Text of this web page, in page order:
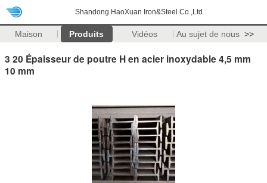
Shandong HaoXuan Iron&Steel Co.,Ltd
Maison Produits Vidéos Au sujet de nous >>
3 20 Épaisseur de poutre H en acier inoxydable 4,5 mm
10 mm